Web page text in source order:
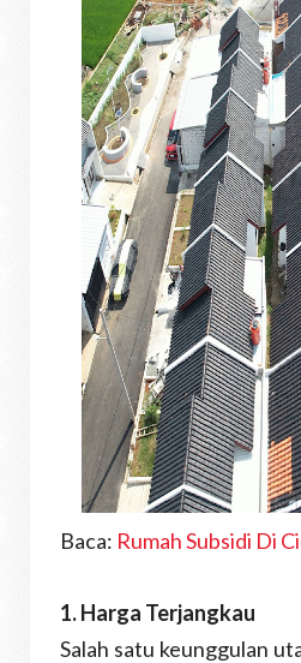
Baca: Rumah Subsidi Di
1. Harga Terjangkau
Salah satu keunggulan